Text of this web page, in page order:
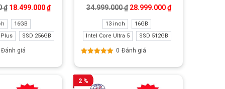
₫.
₫ Giá gốc là: 20.499.000 ₫.
18.499.000₫Giá hiện tại là: 18.499.000 ₫.
16GB
Plus
SSD 256GB
Đánh giá
34.999.000₫ Giá gốc là: 34.999.000 ₫.
28.999.000₫Giá hiện tại là:
13 inch
16GB
Intel Core Ultra 5
SSD 512GB
0 Đánh giá
2 %